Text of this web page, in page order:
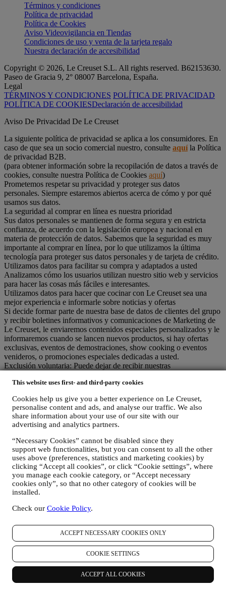
This website uses first- and third-party cookies
Cookies help us give you a better experience on Le Creuset,
personalise content and ads, and analyse our traffic. We also
share information about your use of our site with our
advertising and analytics partners.
“Necessary Cookies” cannot be disabled since they
support web functionalities, but you can consent to all the other
uses above (preferences, statistics and marketing cookies) by
clicking “Accept all cookies”, or click “Cookie settings”, where
you manage each cookie category, or “Accept necessary
cookies only”, so that no other category of cookies will be
installed.
Check our Cookie Policy.
ACCEPT NECESSARY COOKIES ONLY
COOKIE SETTINGS
ACCEPT ALL COOKIES
Términos y condiciones
Política de privacidad
Política de Cookies
Aviso Videovigilancia en Tiendas
Condiciones de uso y venta de la tarjeta regalo
Nuestra declaración de accesibilidad
Copyright © 2026, Le Creuset S.L. All rights reserved. B62153630.
Paseo de Gracia 9, 2° 08007 Barcelona, España.
Legal
TÉRMINOS Y CONDICIONES POLÍTICA DE PRIVACIDAD
POLÍTICA DE COOKIESDeclaración de accesibilidad
Aviso De Privacidad De Le Creuset
La siguiente política de privacidad se aplica a los consumidores. En
caso de que sea un socio comercial nuestro, consulte aquíla Política
de privacidad B2B.
(para obtener información sobre la recopilación de datos a través de
cookies, consulte nuestra Política de Cookies aquí)
Prometemos respetar su privacidad y proteger sus datos
personales. Siempre estaremos abiertos acerca de cómo y por qué
usamos sus datos.
La seguridad al comprar en línea es nuestra prioridad
Sus datos personales se mantienen de forma segura y en estricta
confianza, de acuerdo con la legislación europea y nacional en
materia de protección de datos. Sabemos que la seguridad es muy
importante al comprar en línea, por lo que utilizamos la última
tecnología para proteger sus datos personales y de tarjeta de crédito.
Utilizamos datos para facilitar su compra y adaptados a usted
Analizamos cómo los usuarios utilizan nuestro sitio web y servicios
para hacer las cosas más fáciles e interesantes.
Utilizamos datos para hacer que cocinar con Le Creuset sea una
mejor experiencia e informarle sobre noticias y ofertas
Si decide formar parte de nuestra base de datos de clientes del grupo
y recibir boletines informativos y comunicaciones de Marketing de
Le Creuset, le enviaremos contenidos especiales personalizados y le
informaremos cuando se lancen nuevos productos, si hay ofertas
exclusivas, eventos de demostraciones, show cooking o eventos
venideros, o promociones especiales dedicadas a usted.
Exclusión voluntaria: Puede dejar de recibir nuestras
gratuita, a través de los métodos que se muestran como parte de la
puede hacer clic en el enlace para darse de baja que aparece en la
parte inferior de cada correo electrónico). En cualquier caso, si desea
poner fin a cualquiera de nuestras actividades de marketing,
envíenos un correo electrónico aprivacy@lecreuset.com
Procesaremos su baja lo antes posible, pero en algunas
circunstancias es posible que reciba algunas comunicaciones más
hasta que la baja se procese por completo.
Sus datos están bajo su control
Recuerde que usted tiene el control de sus datos y que
puede gestionar tus preferencias en cualquier momento.Tenga la
seguridad de que nunca transmitiremos sus datos a terceras
Para cualquier información o para ejercer sus derechos de
privacy@lecreuset.compara comunicarnos su problema y le
responderemos a la mayor brevedad.
Aviso de privacidad de Le Creuset al completo
Le Creuset se compromete a proteger sus datos personales y su
privacidad, y este aviso explica cómo recopilamos y procesamos sus
datos personales de acuerdo con la legislación de la UE en materia